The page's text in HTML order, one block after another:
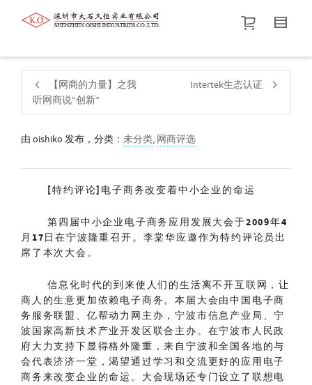
帮我查找新的衬衫尺码
价格介于
默认品牌.
【网商的力量】之我
听网商说“创新”
Intertek生态认证
由 oishiko 发布，分类： 未分类, 网商评选
[特约评论]电子商务改变着中小企业的命运
第四届中小企业电子商务应用发展大会于2009年4
月 17日在宁波隆重召开。李棠华应邀作为特约评论员出
席了本次大会。
信息化时代的到来使人们的生活离不开互联网，让
商人的生意更加依赖电子商务。本届大会由中国电子商
务服务联盟、亿帮动力网主办，宁波市信息产业局、宁
波国家高新技术产业开发区联合主办。在宁波市人民政
府大力支持下显得格外隆重，来自宁波和全国各地的与
会代表济济一堂，渴望通过学习和交流更好的应用电子
商务来改变企业的命运。大会现场还专门设立了联想电